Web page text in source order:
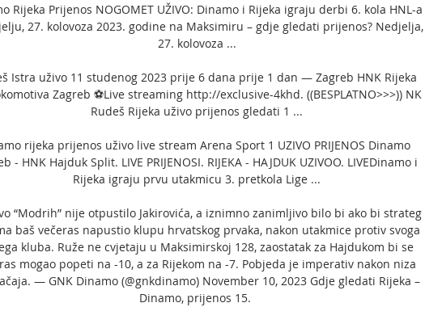
Rijeka Prijenos NOGOMET UŽIVO: Dinamo i Rijeka igraju derbi 6. kola HNL-a
27. kolovoza 2023. godine na Maksimiru – gdje gledati prijenos? Nedjelja,
27. kolovoza ...
Istra uživo 11 studenog 2023 prije 6 dana prije 1 dan — Zagreb HNK Rijeka
Zagreb ⚽Live streaming http://exclusive-4khd. ((BESPLATNO>>>)) NK
Rudeš Rijeka uživo prijenos gledati 1 ...
rijeka prijenos uživo live stream Arena Sport 1 UZIVO PRIJENOS Dinamo
- HNK Hajduk Split. LIVE PRIJENOSI. RIJEKA - HAJDUK UZIVOO. LIVEDinamo i
Rijeka igraju prvu utakmicu 3. pretkola Lige ...
“Modrih” nije otpustilo Jakirovića, a iznimno zanimljivo bilo bi ako bi strateg
baš večeras napustio klupu hrvatskog prvaka, nakon utakmice protiv svoga
kluba. Ruže ne cvjetaju u Maksimirskoj 128, zaostatak za Hajdukom bi se
mogao popeti na -10, a za Rijekom na -7. Pobjeda je imperativ nakon niza
— GNK Dinamo (@gnkdinamo) November 10, 2023 Gdje gledati Rijeka –
Dinamo, prijenos 15.